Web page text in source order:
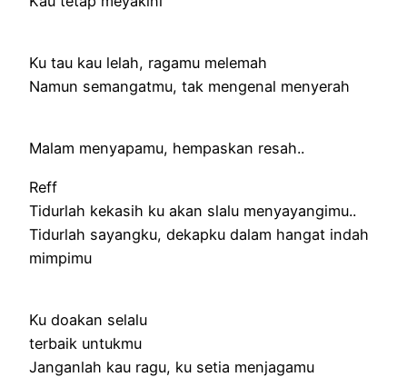
Ku tau kau lelah, ragamu melemah
Namun semangatmu, tak mengenal menyerah
Malam menyapamu, hempaskan resah..
Reff
Tidurlah kekasih ku akan slalu menyayangimu..
Tidurlah sayangku, dekapku dalam hangat indah
mimpimu
Ku doakan selalu
terbaik untukmu
Janganlah kau ragu, ku setia menjagamu